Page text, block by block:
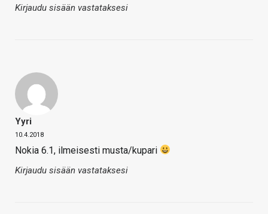
Kirjaudu sisään vastataksesi
Yyri
10.4.2018
Nokia 6.1, ilmeisesti musta/kupari
Kirjaudu sisään vastataksesi